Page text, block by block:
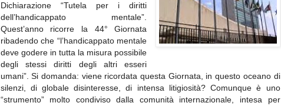
Dichiarazione “Tutela per i diritti
dell’handicappato mentale”.
Quest’anno ricorre la 44° Giornata
ribadendo che “l’handicappato mentale
deve godere in tutta la misura possibile
degli stessi diritti degli altri esseri
umani”. Si domanda: viene ricordata questa Giornata, in questo oceano di
silenzi, di globale disinteresse, di intensa litigiosità? Comunque è uno
“strumento” molto condiviso dalla comunità internazionale, intesa per